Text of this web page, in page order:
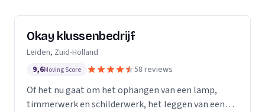
Okay klussenbedrijf
Leiden, Zuid-Holland
9,6Moving Score 58 reviews
Of het nu gaat om het ophangen van een lamp,
timmerwerk en schilderwerk, het leggen van een